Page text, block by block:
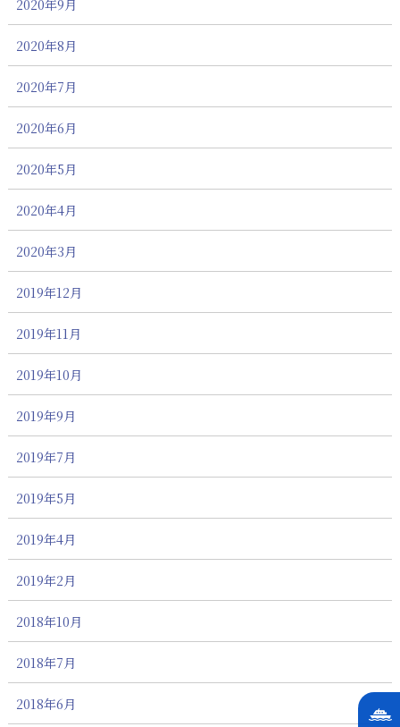
2020年9月
2020年8月
2020年7月
2020年6月
2020年5月
2020年4月
2020年3月
2019年12月
2019年11月
2019年10月
2019年9月
2019年7月
2019年5月
2019年4月
2019年2月
2018年10月
2018年7月
2018年6月